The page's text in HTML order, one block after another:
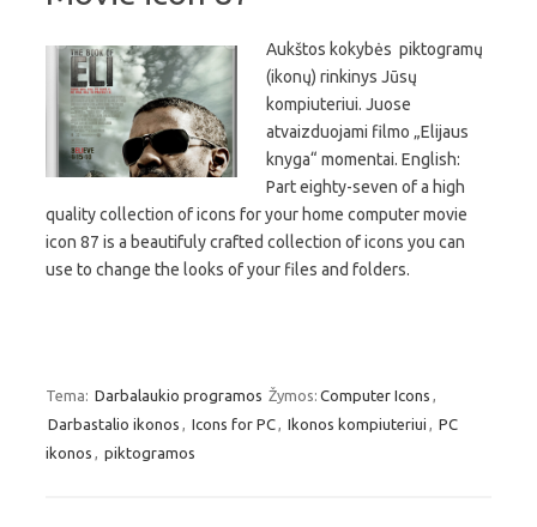
Aukštos kokybės piktogramų
(ikonų) rinkinys Jūsų
kompiuteriui. Juose
atvaizduojami filmo „Elijaus
knyga“ momentai. English:
Part eighty-seven of a high
quality collection of icons for your home computer movie
icon 87 is a beautifuly crafted collection of icons you can
use to change the looks of your files and folders.
Tema: Darbalaukio programos Žymos: Computer Icons
Darbastalio ikonos
Icons for PC Ikonos kompiuteriui
PC
ikonos
piktogramos